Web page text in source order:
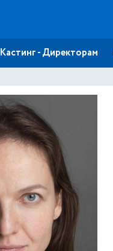
Кастинг - Директорам